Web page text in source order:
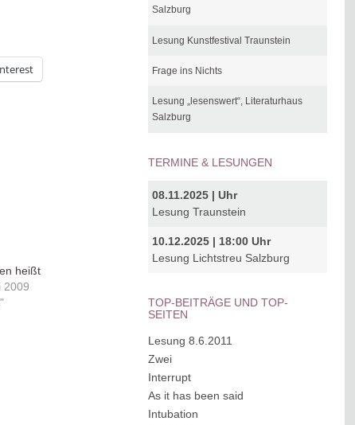
heißt
2009
Salzburg
Lesung Kunstfestival Traunstein
Frage ins Nichts
Lesung „lesenswert“, Literaturhaus
Salzburg
TERMINE & LESUNGEN
08.11.2025 | Uhr
Lesung Traunstein
10.12.2025 | 18:00 Uhr
Lesung Lichtstreu Salzburg
TOP-BEITRÄGE UND TOP-
SEITEN
Lesung 8.6.2011
Zwei
Interrupt
As it has been said
Intubation